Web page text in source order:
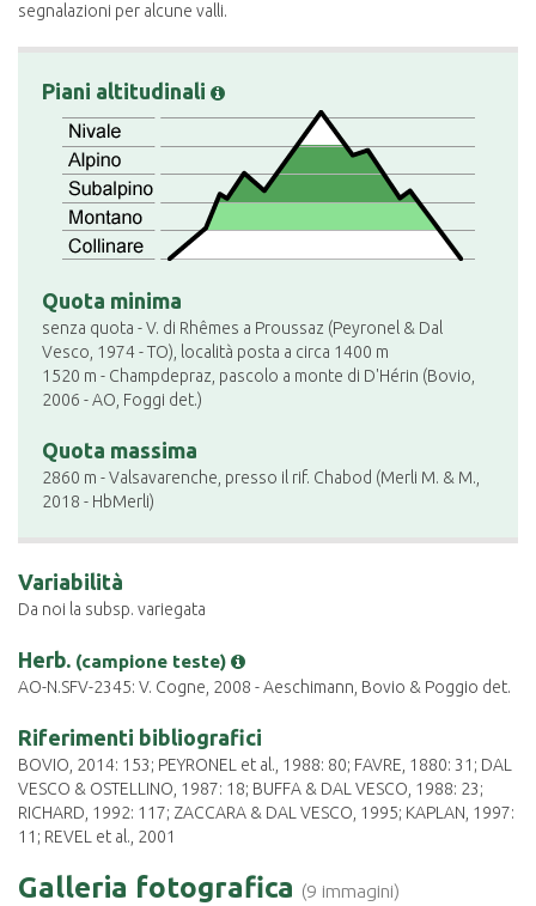
segnalazioni per alcune valli.
Piani altitudinali
Quota minima
senza quota - V. di Rhêmes a Proussaz (Peyronel & Dal
Vesco, 1974 - TO), località posta a circa 1400 m
1520 m - Champdepraz, pascolo a monte di D'Hérin (Bovio,
2006 - AO, Foggi det.)
Quota massima
2860 m - Valsavarenche, presso il rif. Chabod (Merli M. & M.,
2018 - HbMerli)
Variabilità
Da noi la subsp. variegata
Herb. (campione teste)
AO-N.SFV-2345: V. Cogne, 2008 - Aeschimann, Bovio & Poggio det.
Riferimenti bibliografici
BOVIO, 2014: 153; PEYRONEL et al., 1988: 80; FAVRE, 1880: 31; DAL
VESCO & OSTELLINO, 1987: 18; BUFFA & DAL VESCO, 1988: 23;
RICHARD, 1992: 117; ZACCARA & DAL VESCO, 1995; KAPLAN, 1997:
11; REVEL et al., 2001
Galleria fotografica (9 immagini)